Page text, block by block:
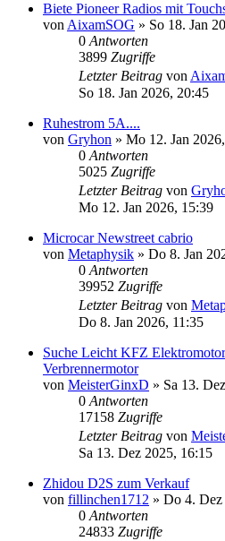
Biete Pioneer Radios mit
vonAixamSOG » So 18. Jan
0Antworten
3899 Zugriffe
Letzter Beitrag von
So 18. Jan 2026, 20:45
Ruhestrom 5A....
von Gryhon » Mo 12. Jan
0Antworten
5025 Zugriffe
Letzter Beitrag von
Mo 12. Jan 2026, 15:39
Microcar Newstreet cabrio
von Metaphysik » Do 8. Jan
0Antworten
39952 Zugriffe
Letzter Beitrag von
Do 8. Jan 2026, 11:35
Suche Leicht KFZ
Verbrennermotor
von MeisterGinxD » Sa 13.
0Antworten
17158 Zugriffe
Letzter Beitrag von
Sa 13. Dez 2025, 16:15
Zhidou D2S zum Verkauf
von fillinchen1712 » Do 4.
0Antworten
24833 Zugriffe